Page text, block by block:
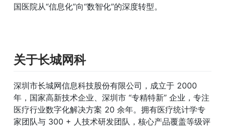
国医院从“信息化”向“数智化”的深度转型。
关于长城网科
深圳市长城网信息科技股份有限公司，成立于 2000
年，国家高新技术企业、深圳市 “专精特新” 企业，专注
医疗行业数字化解决方案 20 余年。拥有医疗统计学专
家团队与 300 + 人技术研发团队，核心产品覆盖等级评